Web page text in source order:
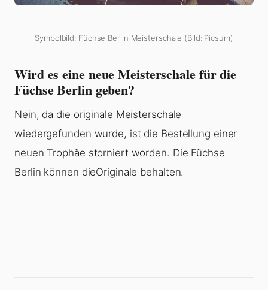
Symbolbild: Füchse Berlin Meisterschale (Bild: Picsum)
Wird es eine neue Meisterschale für die
Füchse Berlin geben?
Nein, da die originale Meisterschale
wiedergefunden wurde, ist die Bestellung einer
neuen Trophäe storniert worden. Die Füchse
Berlin können dieOriginale behalten.